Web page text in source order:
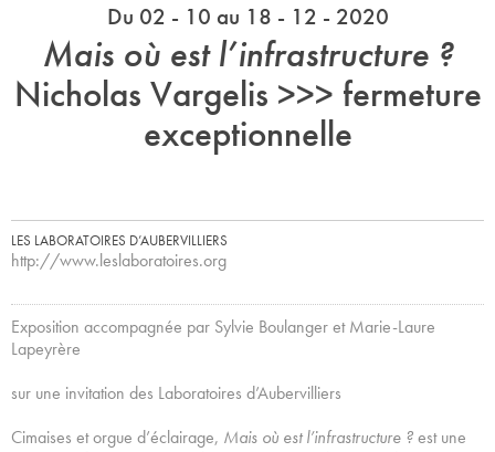
Du 02 - 10 au 18 - 12 - 2020
Mais où est l’infrastructure ?
Nicholas Vargelis >>> fermeture
exceptionnelle
LES LABORATOIRES D’AUBERVILLIERS
http://www.leslaboratoires.org
Exposition accompagnée par Sylvie Boulanger et Marie-Laure
Lapeyrère
sur une invitation des Laboratoires d’Aubervilliers
Cimaises et orgue d’éclairage, Mais où est l’infrastructure ?est une